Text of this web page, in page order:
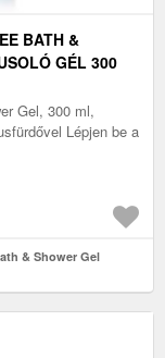
BATH &
GÉL 300
Gel, 300 ml,
Lépjen be a
& Shower Gel